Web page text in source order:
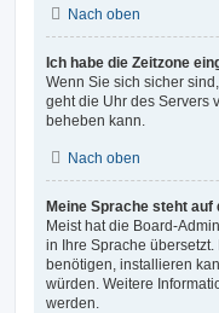
Nach oben
Ich habe die Zeitzone
Wenn Sie sich sicher
geht die Uhr des Servers
beheben kann.
Nach oben
Meine Sprache steht
Meist hat die Board-
in Ihre Sprache
benötigen, installieren
würden. Weitere
werden.